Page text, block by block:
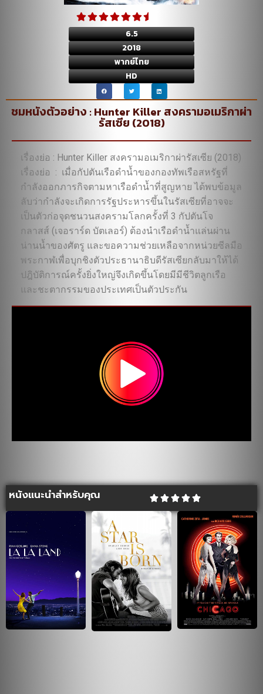
6.5
2018
พากย์ไทย
HD
ชมหนังตัวอย่าง : Hunter Killer สงครามอเมริกาผ่า
รัสเซีย (2018)
เรื่องย่อ : Hunter Killer สงครามอเมริกาผ่ารัสเซีย (2018)
เรื่องย่อ : เมื่อกัปตันเรือดำน้ำของกองทัพเรือสหรัฐที่
กำลังออกภารกิจตามหาเรือดำน้ำที่สูญหาย ได้พบข้อมูล
ลับว่ากำลังจะเกิดการรัฐประหารขึ้นในรัสเซียที่อาจจะ
เป็นตัวก่อจุดชนวนสงครามโลกครั้งที่ 3 กัปตันโจ
กลาสส์ (เจอราร์ด บัตเลอร์) ต้องนำเรือดำน้ำแล่นผ่าน
น่านน้ำของศัตรู และขอความช่วยเหลือจากหน่วยซีลมือ
พระกาฬเพื่อบุกชิงตัวประธานาธิบดีรัสเซียกลับมาให้ได้
ปฎิบัติการณ์ครั้งยิ่งใหญ่จึงเกิดขึ้นโดยมีมีชีวิตลูกเรือ
และชะตากรรมของประเทศเป็นตัวประกัน
หนังแนะนำสำหรับคุณ     